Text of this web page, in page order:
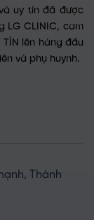
uy tín đã được
LG CLINIC, cam
lên hàng đầu
và phụ huynh.
Thành